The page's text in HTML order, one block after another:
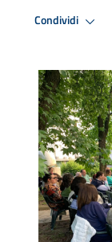
Condividi